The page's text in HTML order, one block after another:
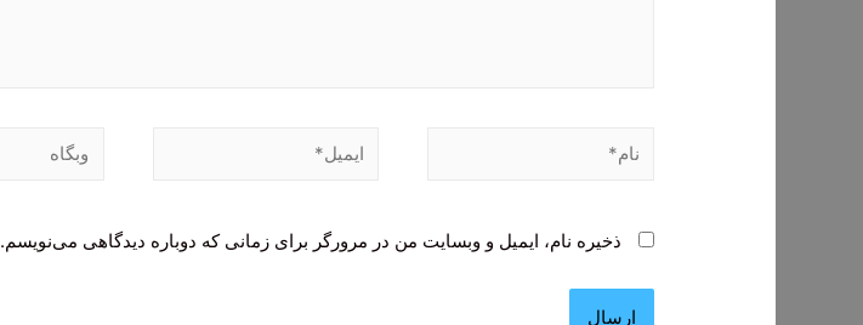
نام* ایمیل* وبگاه
ذخیره نام، ایمیل و وبسایت من در مرورگر برای زمانی که دوباره دیدگاهی می‌نویسم.